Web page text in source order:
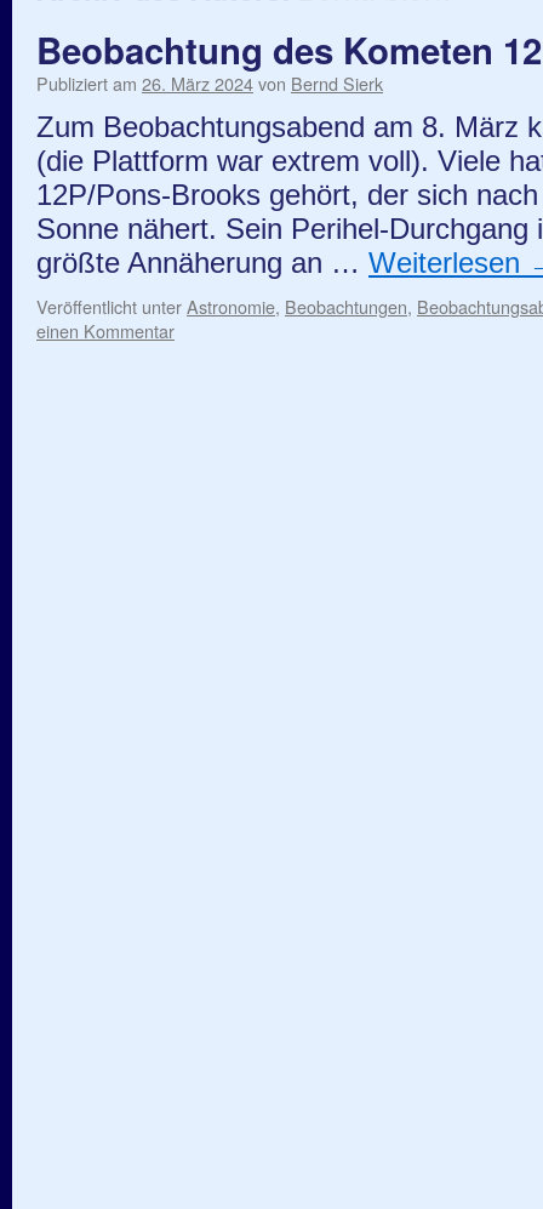
Beobachtung des Kometen
Publiziert am 26. März 2024von Bernd Sierk
Zum Beobachtungsabend am 8. März
(die Plattform war extrem voll). Viele
12P/Pons-Brooks gehört, der sich
Sonne nähert. Sein Perihel-Durchgang
größte Annäherung an … Weiterlesen
Veröffentlicht unterAstronomie, Beobachtungen,
einen Kommentar